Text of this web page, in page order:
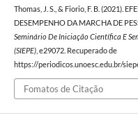
Thomas, J. S., & Fiorio, F. B. (2021).
DESEMPENHO DA MARCHA DE
Seminário De Iniciação Científica E
(SIEPE), e29072. Recuperado de
https://periodicos.unoesc.edu.br/
Fomatos de Citação